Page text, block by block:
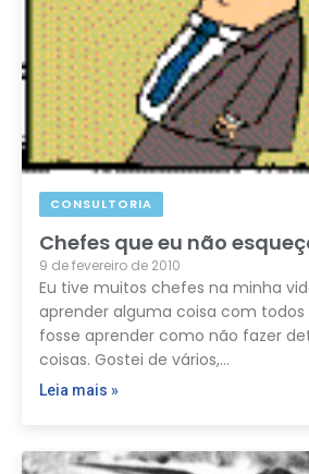
CONSULTORIA
Chefes que eu não
9 de fevereiro de 2010
Eu tive muitos chefes na minha
aprender alguma coisa com todos
fosse aprender como não fazer
coisas. Gostei de vários,…
Leia mais »